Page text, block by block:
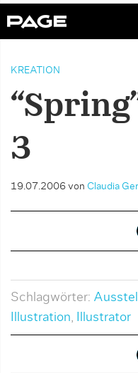
KREATION
3
19.07.2006 von Claudia
Schlagwörter:
Illustration, Illustrator